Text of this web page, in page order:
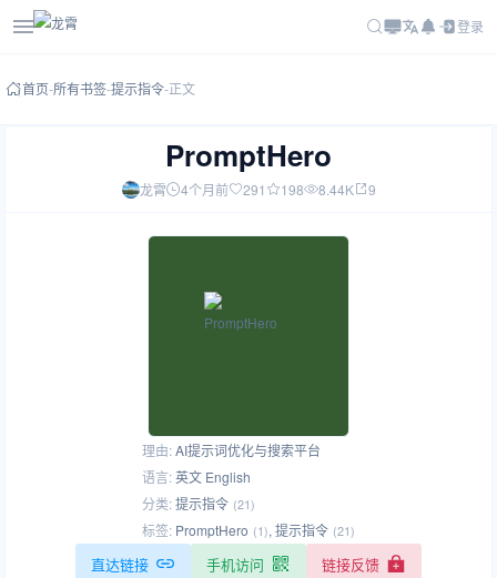
登录
首页-所有书签-提示指令-正文
PromptHero
龙霄 4个月前 291 198 8.44K 9
理由:AI提示词优化与搜索平台
语言:英文 English
分类:提示指令 (21)
标签: PromptHero (1), 提示指令 (21)
直达链接 手机访问 链接反馈